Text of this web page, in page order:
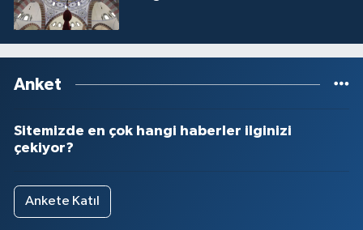
Anket
Sitemizde en çok hangi haberler ilginizi
çekiyor?
Ankete Katıl